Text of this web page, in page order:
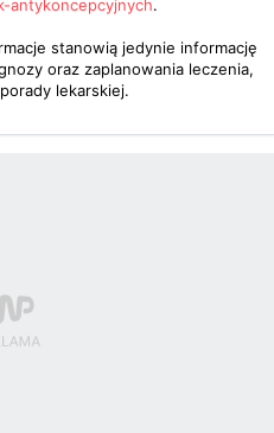
antykoncepcyjnych.
stanowią jedynie informację
oraz zaplanowania leczenia,
lekarskiej.